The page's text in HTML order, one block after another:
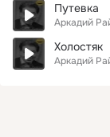
Путевка
Аркадий
Холостяк
Аркадий